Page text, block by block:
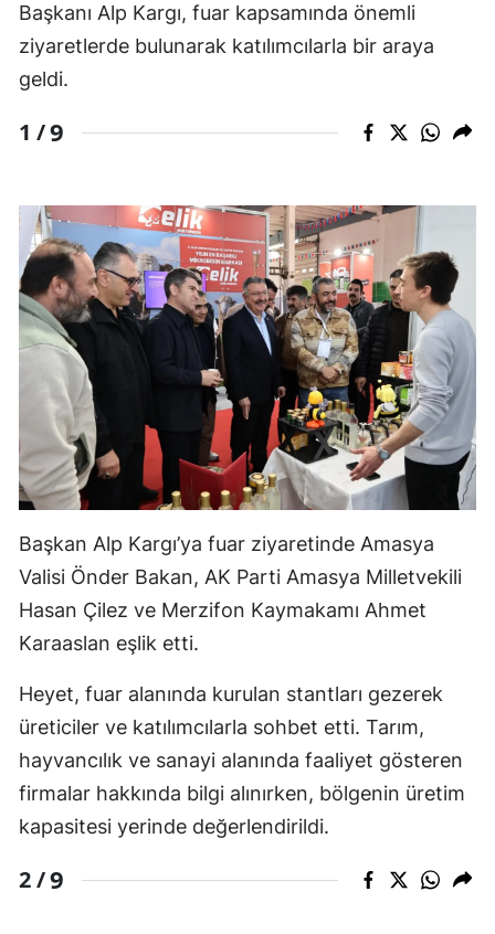
Başkanı Alp Kargı, fuar kapsamında önemli
ziyaretlerde bulunarak katılımcılarla bir araya
geldi.
1 /9
Başkan Alp Kargı’ya fuar ziyaretinde Amasya
Valisi Önder Bakan, AK Parti Amasya Milletvekili
Hasan Çilez ve Merzifon Kaymakamı Ahmet
Karaaslan eşlik etti.
Heyet, fuar alanında kurulan stantları gezerek
üreticiler ve katılımcılarla sohbet etti. Tarım,
hayvancılık ve sanayi alanında faaliyet gösteren
firmalar hakkında bilgi alınırken, bölgenin üretim
kapasitesi yerinde değerlendirildi.
2 /9